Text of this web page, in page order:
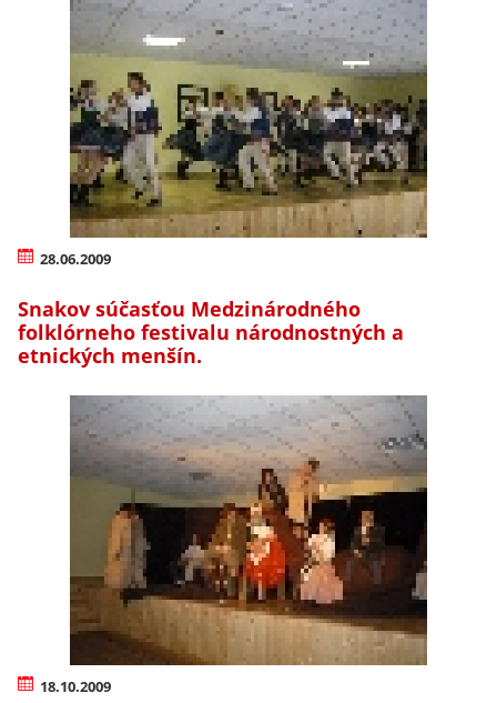
28.06.2009
Snakov súčasťou Medzinárodného
folklórneho festivalu národnostných a
etnických menšín.
18.10.2009